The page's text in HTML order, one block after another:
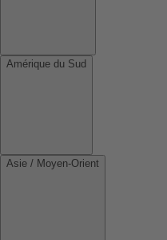
Amérique du Sud
Asie / Moyen-Orient